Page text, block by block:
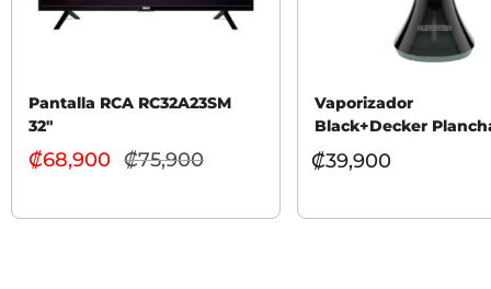
Pantalla RCA RC32A23SM
32″
₡68,900 ₡75,900
es:
Vaporizador
Black+Decker
Avanzado HGS250-
₡39,900